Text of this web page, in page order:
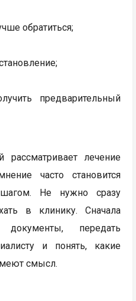
обратиться;
предварительный
рассматривает лечение
часто становится
Не нужно сразу
в клинику. Сначала
передать
и понять, какие
смысл.